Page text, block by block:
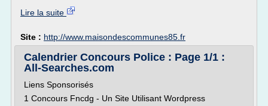
Lire la suite
Site : http://www.maisondescommunes85.fr
Calendrier Concours Police : Page 1/1 :
All-Searches.com
Liens Sponsorisés
1 Concours Fncdg - Un Site Utilisant Wordpress